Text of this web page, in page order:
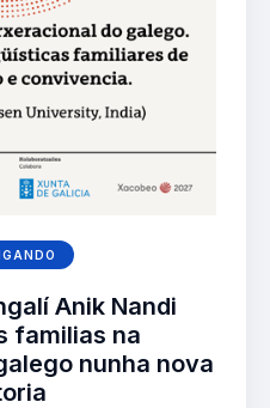
Anik Nandi
familias na
nunha nova